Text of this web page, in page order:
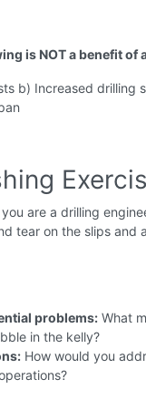
is NOT a benefit
b) Increased drilling
are a drilling
tear on the slips
problems: What
in the kelly?
How would you